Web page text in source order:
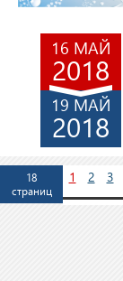
16 МАЙ
2018
19 МАЙ
2018
18
страниц
1 2 3